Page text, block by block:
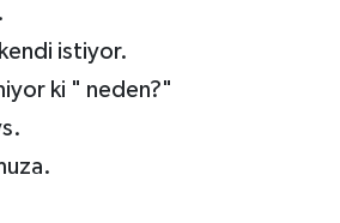
istiyor.
ki " neden?"